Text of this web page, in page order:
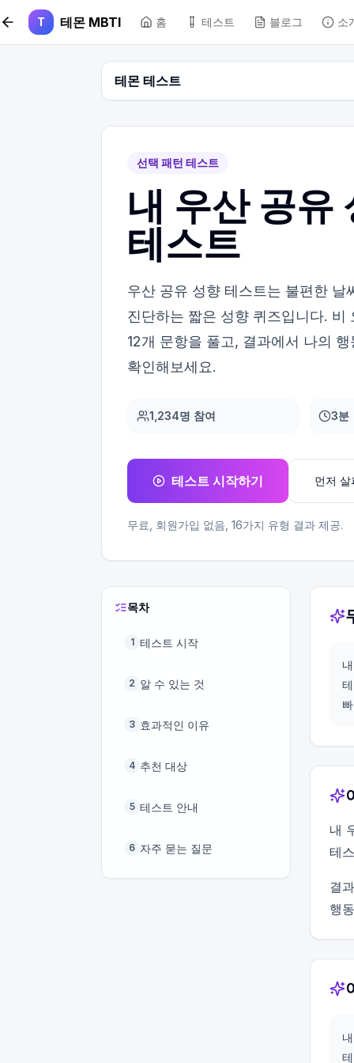
본문 바로가기
T 테몬 MBTI 홈 테스트 블로그 소
테몬 테스트
선택 패턴 테스트
내 우산 공유
테스트
우산 공유 성향 테스트는 불편한
진단하는 짧은 성향 퀴즈입니다.
12개 문항을 풀고, 결과에서 나의
확인해보세요.
1,234명 참여 3분
테스트 시작하기 먼저 살
무료, 회원가입 없음, 16가지 유형 결과 제공.
목차
1 테스트 시작
2 알 수 있는 것
3 효과적인 이유
4 추천 대상
5 테스트 안내
6 자주 묻는 질문
내
테
결
행